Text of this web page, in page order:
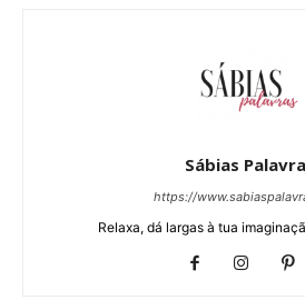
Sábias
https://
Relaxa, dá largas à tua